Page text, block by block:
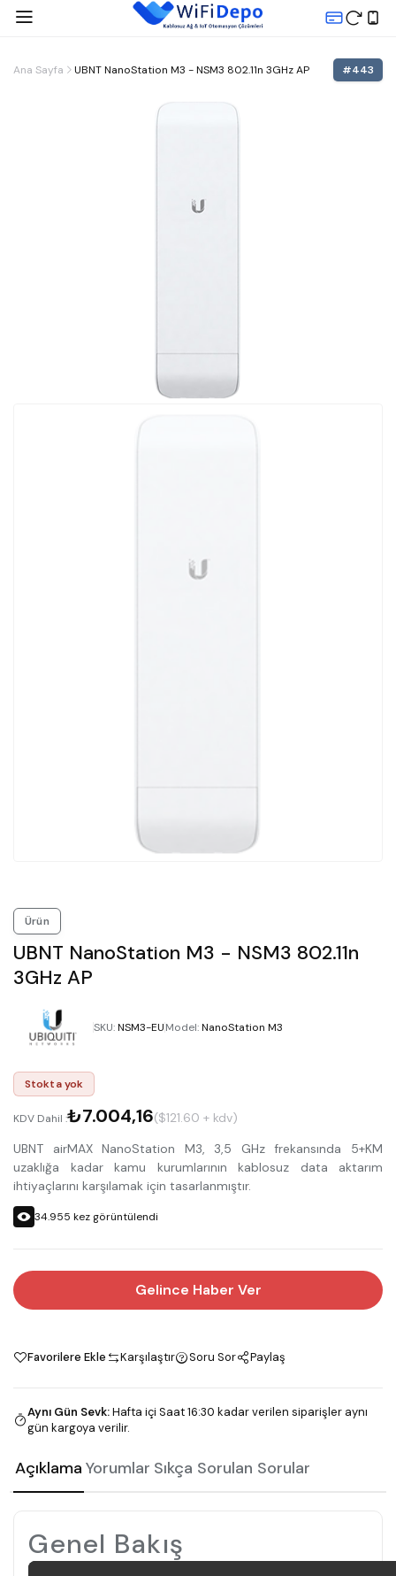
Ana Sayfa UBNT NanoStation M3 - NSM3 802.11n 3GHz AP #443
Ürün
UBNT NanoStation M3 - NSM3 802.11n
3GHz AP
SKU:NSM3-EUModel:NanoStation M3
Stokta yok
KDV Dahil :₺7.004,16($121.60 + kdv)
UBNT airMAX NanoStation M3, 3,5 GHz frekansında 5+KM
uzaklığa kadar kamu kurumlarının kablosuz data aktarım
ihtiyaçlarını karşılamak için tasarlanmıştır.
34.955 kez görüntülendi
Gelince Haber Ver
Favorilere Ekle Karşılaştır Soru Sor Paylaş
Aynı Gün Sevk:Hafta içi Saat 16:30 kadar verilen siparişler aynı
gün kargoya verilir.
Açıklama Yorumlar Sıkça Sorulan Sorular
Genel Bakış